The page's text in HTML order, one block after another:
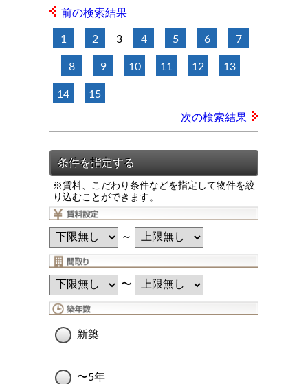
前の検索結果
1 2 3 4 5 6 7
8 9 10 11 12 13
14 15
次の検索結果
※賃料、こだわり条件などを指定して物件を絞
り込むことができます。
～
〜
新築
〜5年